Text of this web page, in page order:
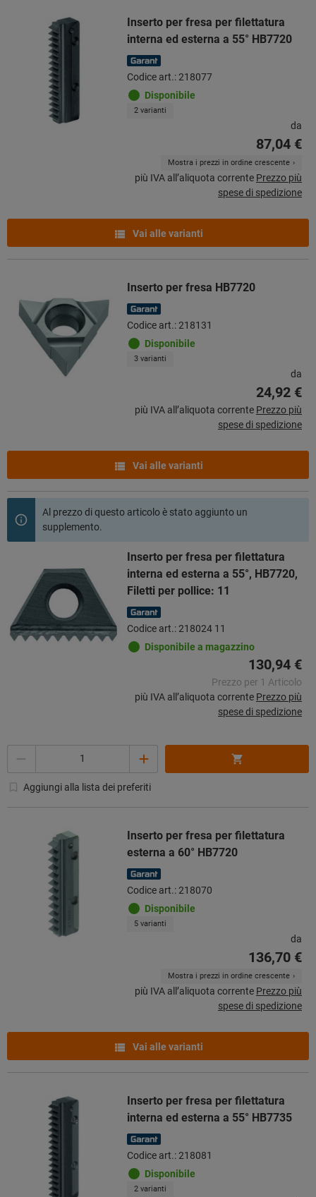
Inserto per fresa per filettatura
interna ed esterna a 55° HB7720
Codice art.: 218077
Disponibile
2 varianti
da
87,04 €
Mostra i prezzi in ordine crescente
più IVA all’aliquota corrente Prezzo più
spese di spedizione
Vai alle varianti
Inserto per fresa HB7720
Codice art.: 218131
Disponibile
3 varianti
da
24,92 €
più IVA all’aliquota corrente Prezzo più
spese di spedizione
Vai alle varianti
Al prezzo di questo articolo è stato aggiunto un
supplemento.
Inserto per fresa per filettatura
interna ed esterna a 55°, HB7720,
Filetti per pollice: 11
Codice art.: 218024 11
Disponibile a magazzino
130,94 €
Prezzo per 1 Articolo
più IVA all’aliquota corrente Prezzo più
spese di spedizione
Aggiungi alla lista dei preferiti
Inserto per fresa per filettatura
esterna a 60° HB7720
Codice art.: 218070
Disponibile
5 varianti
da
136,70 €
Mostra i prezzi in ordine crescente
più IVA all’aliquota corrente Prezzo più
spese di spedizione
Vai alle varianti
Inserto per fresa per filettatura
interna ed esterna a 55° HB7735
Codice art.: 218081
Disponibile
2 varianti